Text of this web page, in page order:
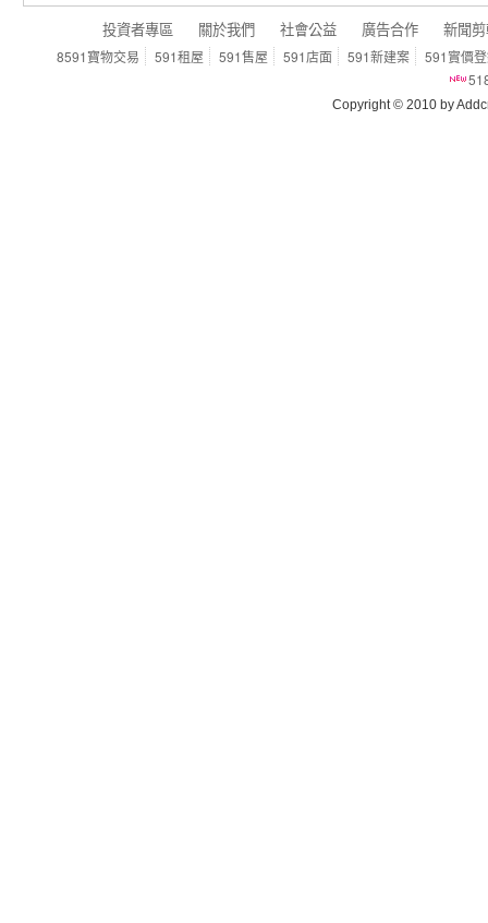
投資者專區 關於我們 社會公益 廣告合作 新聞
8591寶物交易 591租屋 591售屋 591店面 591新建案
591實價
Copyright © 2010 by